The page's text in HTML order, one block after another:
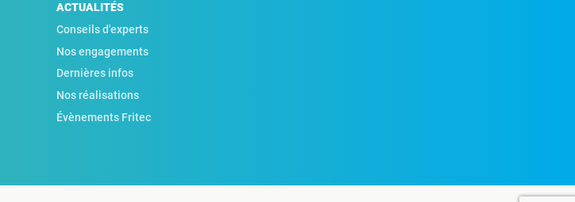
ACTUALITÉS
Conseils d'experts
Nos engagements
Dernières infos
Nos réalisations
Évènements Fritec